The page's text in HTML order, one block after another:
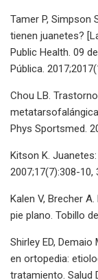
Tamer P, Simpson
tienen juanetes?
Public Health. 09
Pública.
Chou LB.
Phys Sportsmed.
Kitson K.
2007;17(7):308-10,
Kalen V, Brecher
pie plano. Tobillo
Shirley ED,
en ortopedia:
tratamiento. Salud